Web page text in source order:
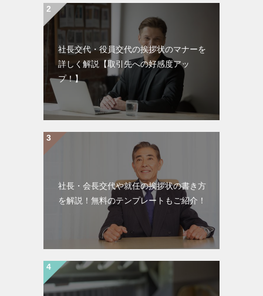
社長交代・役員交代の挨拶状のマナーを
詳しく解説【取引先への好感度アッ
プ！】
社長・会長交代や就任の挨拶状の書き方
を解説！無料のテンプレートもご紹介！